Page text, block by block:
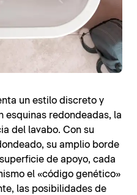
un estilo discreto y
esquinas redondeadas, la
del lavabo. Con su
su amplio borde
de apoyo, cada
el «código genético»
las posibilidades de